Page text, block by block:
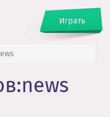
Играть